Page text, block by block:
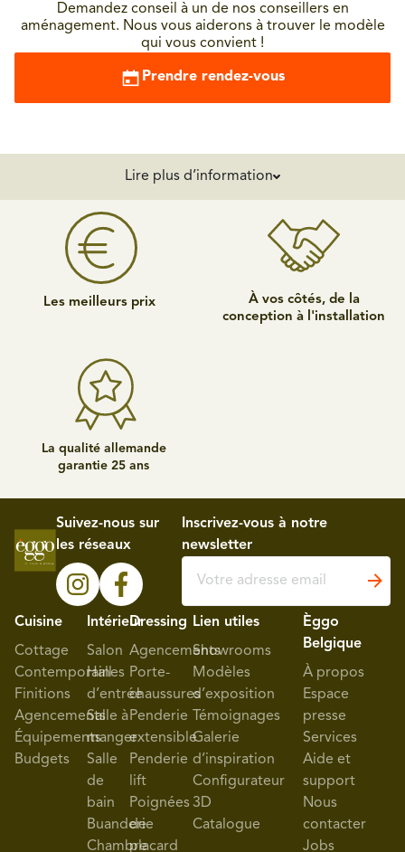
Demandez conseil à un de nos conseillers en
aménagement. Nous vous aiderons à trouver le modèle
qui vous convient !
Prendre rendez-vous
Lire plus d’information
Les meilleurs prix
À vos côtés, de la
conception à l'installation
La qualité allemande
garantie 25 ans
Suivez-nous sur
les réseaux
Inscrivez-vous à notre
newsletter
Cuisine
Cottage
Contemporaines
Finitions
Agencements
Équipements
Budgets
Intérieur
Salon
Hall
d’entrée
Salle à
manger
Salle
de
bain
Buanderie
Chambre
Dressing
Agencements
Porte-
chaussures
Penderie
extensible
Penderie
lift
Poignées
de
placard
Lien utiles
Showrooms
Modèles
d’exposition
Témoignages
Galerie
d’inspiration
Configurateur
3D
Catalogue
Èggo
Belgique
À propos
Espace
presse
Services
Aide et
support
Nous
contacter
Jobs